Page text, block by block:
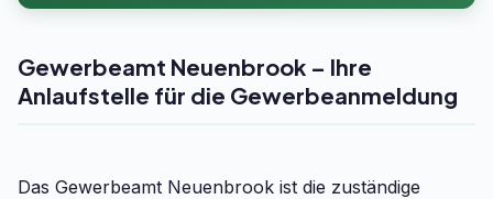
Gewerbeamt Neuenbrook – Ihre
Anlaufstelle für die Gewerbeanmeldung
Das Gewerbeamt Neuenbrook ist die zuständige